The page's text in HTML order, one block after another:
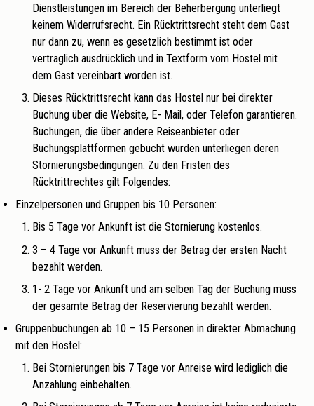
Dienstleistungen im Bereich der Beherbergung unterliegt
keinem Widerrufsrecht. Ein Rücktrittsrecht steht dem Gast
nur dann zu, wenn es gesetzlich bestimmt ist oder
vertraglich ausdrücklich und in Textform vom Hostel mit
dem Gast vereinbart worden ist.
Dieses Rücktrittsrecht kann das Hostel nur bei direkter
Buchung über die Website, E- Mail, oder Telefon garantieren.
Buchungen, die über andere Reiseanbieter oder
Buchungsplattformen gebucht wurden unterliegen deren
Stornierungsbedingungen. Zu den Fristen des
Rücktrittrechtes gilt Folgendes:
Einzelpersonen und Gruppen bis 10 Personen:
Bis 5 Tage vor Ankunft ist die Stornierung kostenlos.
3 – 4 Tage vor Ankunft muss der Betrag der ersten Nacht
bezahlt werden.
1- 2 Tage vor Ankunft und am selben Tag der Buchung muss
der gesamte Betrag der Reservierung bezahlt werden.
Gruppenbuchungen ab 10 – 15 Personen in direkter Abmachung
mit den Hostel:
Bei Stornierungen bis 7 Tage vor Anreise wird lediglich die
Anzahlung einbehalten.